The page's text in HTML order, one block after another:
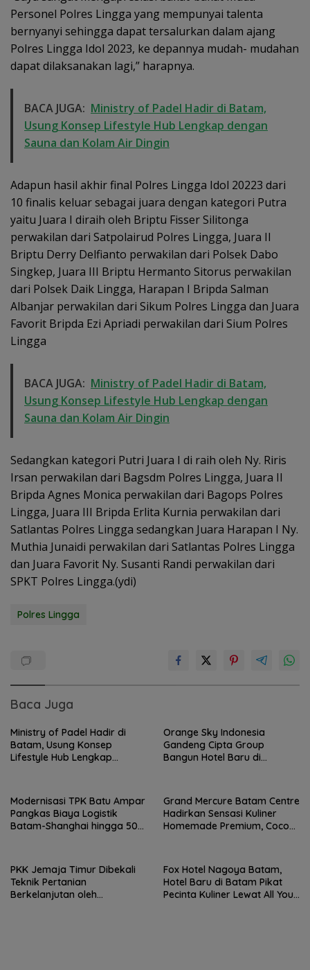
Personel Polres Lingga yang mempunyai talenta
bernyanyi sehingga dapat tersalurkan dalam ajang
Polres Lingga Idol 2023, ke depannya mudah- mudahan
dapat dilaksanakan lagi,” harapnya.
BACA JUGA: Ministry of Padel Hadir di Batam,
Usung Konsep Lifestyle Hub Lengkap dengan
Sauna dan Kolam Air Dingin
Adapun hasil akhir final Polres Lingga Idol 20223 dari
10 finalis keluar sebagai juara dengan kategori Putra
yaitu Juara I diraih oleh Briptu Fisser Silitonga
perwakilan dari Satpolairud Polres Lingga, Juara II
Briptu Derry Delfianto perwakilan dari Polsek Dabo
Singkep, Juara III Briptu Hermanto Sitorus perwakilan
dari Polsek Daik Lingga, Harapan I Bripda Salman
Albanjar perwakilan dari Sikum Polres Lingga dan Juara
Favorit Bripda Ezi Apriadi perwakilan dari Sium Polres
Lingga
BACA JUGA: Ministry of Padel Hadir di Batam,
Usung Konsep Lifestyle Hub Lengkap dengan
Sauna dan Kolam Air Dingin
Sedangkan kategori Putri Juara I di raih oleh Ny. Riris
Irsan perwakilan dari Bagsdm Polres Lingga, Juara II
Bripda Agnes Monica perwakilan dari Bagops Polres
Lingga, Juara III Bripda Erlita Kurnia perwakilan dari
Satlantas Polres Lingga sedangkan Juara Harapan I Ny.
Muthia Junaidi perwakilan dari Satlantas Polres Lingga
dan Juara Favorit Ny. Susanti Randi perwakilan dari
SPKT Polres Lingga.(ydi)
Polres Lingga
Baca Juga
Ministry of Padel Hadir di
Batam, Usung Konsep
Lifestyle Hub Lengkap
Orange Sky Indonesia
Gandeng Cipta Group
Bangun Hotel Baru di
Modernisasi TPK Batu Ampar
Pangkas Biaya Logistik
Batam-Shanghai hingga 50
Grand Mercure Batam Centre
Hadirkan Sensasi Kuliner
Homemade Premium, Cocok
PKK Jemaja Timur Dibekali
Teknik Pertanian
Berkelanjutan oleh
Fox Hotel Nagoya Batam,
Hotel Baru di Batam Pikat
Pecinta Kuliner Lewat All You